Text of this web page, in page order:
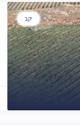
יקב